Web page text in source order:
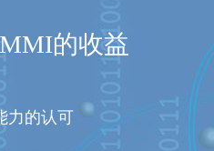
的收益
力的认可